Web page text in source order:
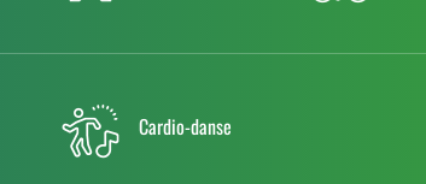
Cardio-danse